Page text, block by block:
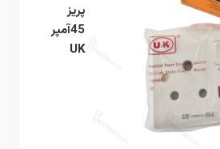
پریز
45آمپر
UK